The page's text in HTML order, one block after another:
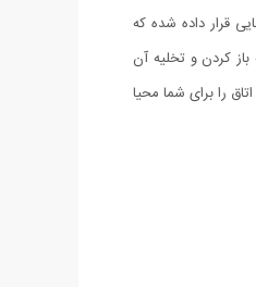
قرار داده شده که
کردن و تخلیه آن
را برای شما محیا